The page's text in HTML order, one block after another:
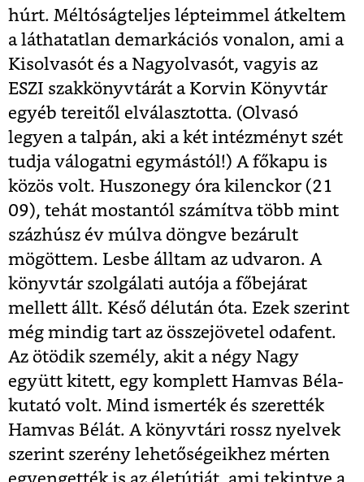
húrt. Méltóságteljes lépteimmel átkeltem
a láthatatlan demarkációs vonalon, ami a
Kisolvasót és a Nagyolvasót, vagyis az
ESZI szakkönyvtárát a Korvin Könyvtár
egyéb tereitől elválasztotta. (Olvasó
legyen a talpán, aki a két intézményt szét
tudja válogatni egymástól!) A főkapu is
közös volt. Huszonegy óra kilenckor (21
09), tehát mostantól számítva több mint
százhúsz év múlva döngve bezárult
mögöttem. Lesbe álltam az udvaron. A
könyvtár szolgálati autója a főbejárat
mellett állt. Késő délután óta. Ezek szerint
még mindig tart az összejövetel odafent.
Az ötödik személy, akit a négy Nagy
együtt kitett, egy komplett Hamvas Béla-
kutató volt. Mind ismerték és szerették
Hamvas Bélát. A könyvtári rossz nyelvek
szerint szerény lehetőségeikhez mérten